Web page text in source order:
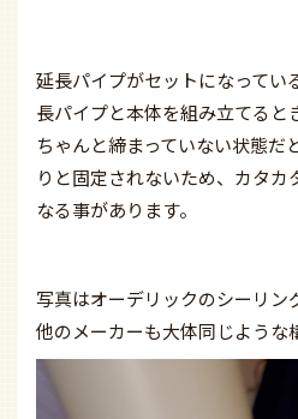
延長パイプがセットになってい
長パイプと本体を組み立てると
ちゃんと締まっていない状態だ
りと固定されないため、カタ
なる事があります。
写真はオーデリックのシーリン
他のメーカーも大体同じような